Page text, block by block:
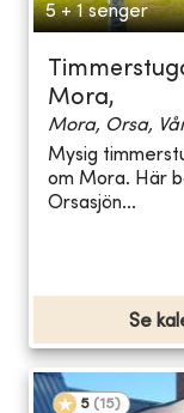
5 + 1 senger
Mora,
Mora, Orsa,
Mysig
om Mora. Här
Orsasjön...
Se
5 (15)